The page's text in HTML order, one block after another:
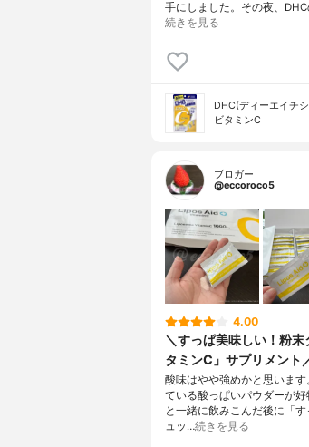
手にしました。その夜、
続きを見る
DHC(ディーエイチ
ビタミンC
ブロガー
@eccoroco5
4.00
＼すっぱ美味しい！粉
タミンC」サプリメント
酸味はやや強めかと思いま
ている酸っぱいパウダーが
と一緒に飲みこんだ後に「
ュッ…続きを見る